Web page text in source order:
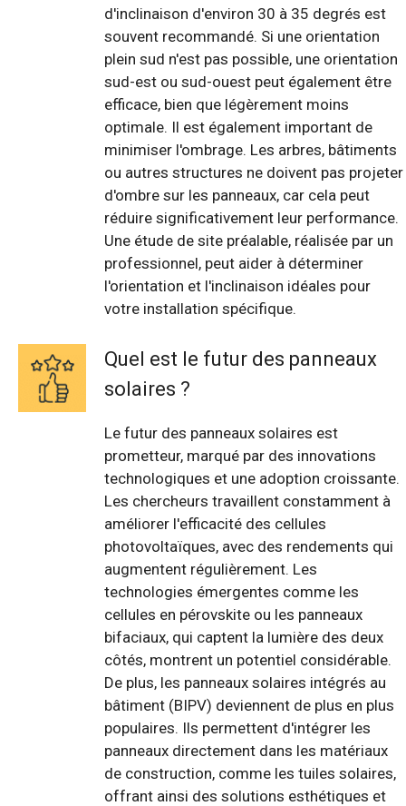
d'inclinaison d'environ 30 à 35 degrés est
souvent recommandé. Si une orientation
plein sud n'est pas possible, une orientation
sud-est ou sud-ouest peut également être
efficace, bien que légèrement moins
optimale. Il est également important de
minimiser l'ombrage. Les arbres, bâtiments
ou autres structures ne doivent pas projeter
d'ombre sur les panneaux, car cela peut
réduire significativement leur performance.
Une étude de site préalable, réalisée par un
professionnel, peut aider à déterminer
l'orientation et l'inclinaison idéales pour
votre installation spécifique.
Quel est le futur des panneaux
solaires ?
Le futur des panneaux solaires est
prometteur, marqué par des innovations
technologiques et une adoption croissante.
Les chercheurs travaillent constamment à
améliorer l'efficacité des cellules
photovoltaïques, avec des rendements qui
augmentent régulièrement. Les
technologies émergentes comme les
cellules en pérovskite ou les panneaux
bifaciaux, qui captent la lumière des deux
côtés, montrent un potentiel considérable.
De plus, les panneaux solaires intégrés au
bâtiment (BIPV) deviennent de plus en plus
populaires. Ils permettent d'intégrer les
panneaux directement dans les matériaux
de construction, comme les tuiles solaires,
offrant ainsi des solutions esthétiques et